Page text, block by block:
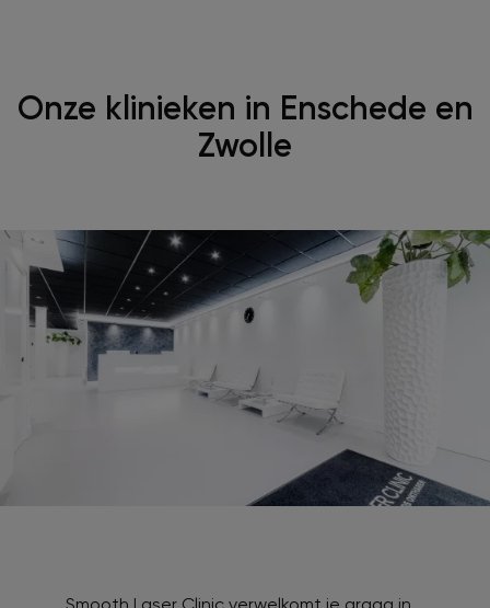
Onze klinieken in Enschede en
Zwolle
Smooth Laser Clinic verwelkomt je graag in